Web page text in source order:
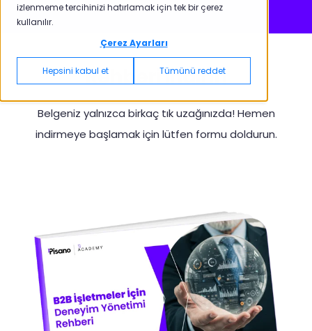
izlenmeme tercihinizi hatırlamak için tek bir çerez
kullanılır.
Çerez Ayarları
Hepsini kabul et Tümünü reddet
Rehberi İndirin
Belgeniz yalnızca birkaç tık uzağınızda! Hemen
indirmeye başlamak için lütfen formu doldurun.